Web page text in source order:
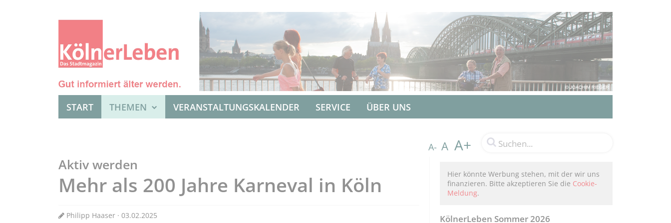
START THEMEN VERANSTALTUNGSKALENDER SERVICE ÜBER UNS
A- A A+
Aktiv werden
Mehr als 200 Jahre Karneval in Köln
Philipp Haaser · 03.02.2025
Hier könnte Werbung stehen, mit der wir uns
finanzieren. Bitte akzeptieren Sie die Cookie-
Meldung.
KölnerLeben Sommer 2026